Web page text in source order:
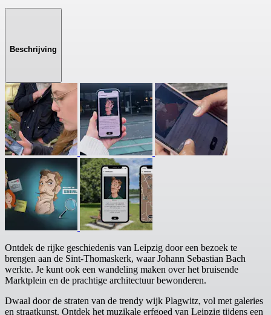
Beschrijving
Ontdek de rijke geschiedenis van Leipzig door een bezoek te
brengen aan de Sint-Thomaskerk, waar Johann Sebastian Bach
werkte. Je kunt ook een wandeling maken over het bruisende
Marktplein en de prachtige architectuur bewonderen.
Dwaal door de straten van de trendy wijk Plagwitz, vol met galeries
en straatkunst. Ontdek het muzikale erfgoed van Leipzig tijdens een